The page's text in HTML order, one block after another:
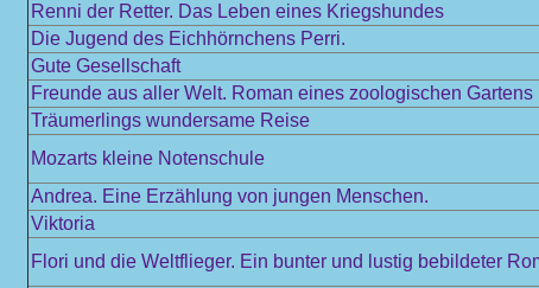
Renni der Retter. Das Leben eines Kriegshundes
Die Jugend des Eichhörnchens Perri.
Gute Gesellschaft
Freunde aus aller Welt. Roman eines zoologischen Gartens
Träumerlings wundersame Reise
Mozarts kleine Notenschule
Andrea. Eine Erzählung von jungen Menschen.
Viktoria
Flori und die Weltflieger. Ein bunter und lustig bebildeter